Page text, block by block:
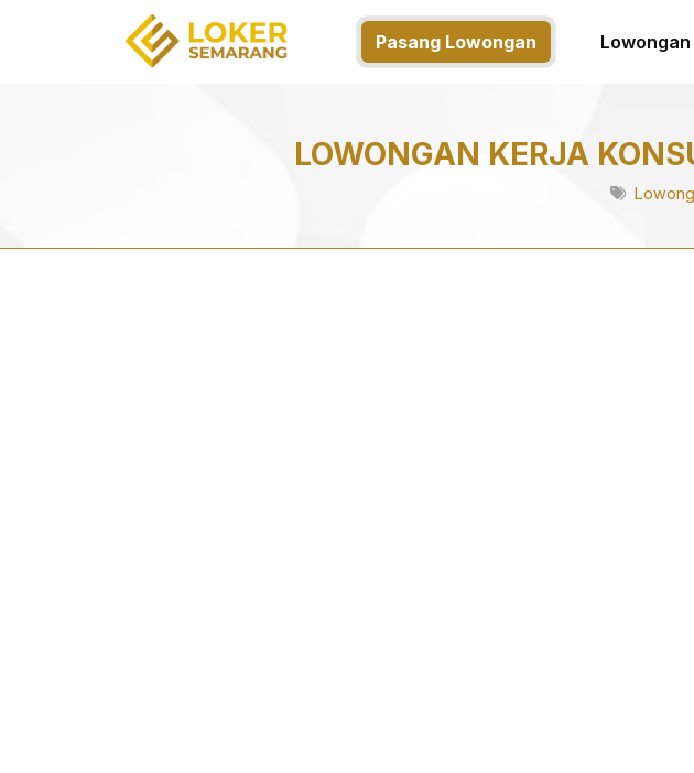
Pasang Lowongan Lowongan
LOWONGAN KERJA